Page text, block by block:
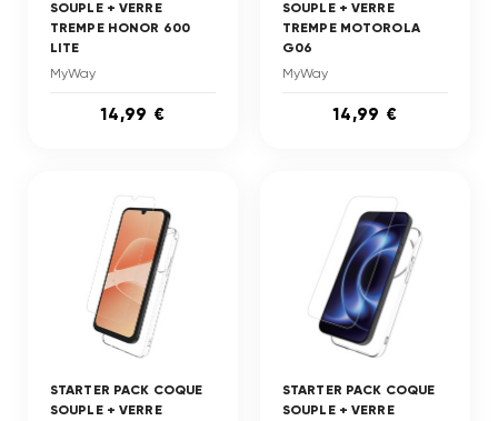
SOUPLE + VERRE
TREMPE HONOR 600
LITE
MyWay
14,99 €
SOUPLE + VERRE
TREMPE MOTOROLA
G06
MyWay
14,99 €
STARTER PACK COQUE
SOUPLE + VERRE
STARTER PACK COQUE
SOUPLE + VERRE